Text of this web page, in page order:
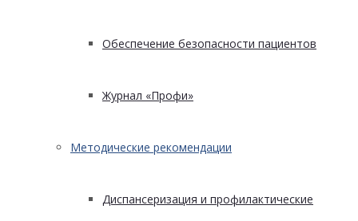
Обеспечение безопасности пациентов
Журнал «Профи»
Методические рекомендации
Диспансеризация и профилактические